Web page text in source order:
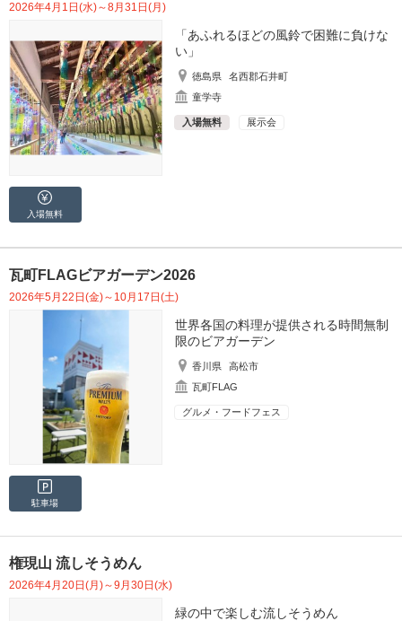
2026年4月1日(水)～8月31日(月)
「あふれるほどの風鈴で困難に負けな
い」
徳島県
名西郡石井町
童学寺
入場無料 展示会
入場無料
瓦町FLAGビアガーデン2026
2026年5月22日(金)～10月17日(土)
世界各国の料理が提供される時間無制
限のビアガーデン
香川県
高松市
瓦町FLAG
グルメ・フードフェス
駐車場
権現山 流しそうめん
2026年4月20日(月)～9月30日(水)
緑の中で楽しむ流しそうめん